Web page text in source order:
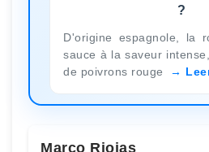
?
D'origine espagnole, la
sauce à la saveur
de poivrons rouge
Marco Riojas